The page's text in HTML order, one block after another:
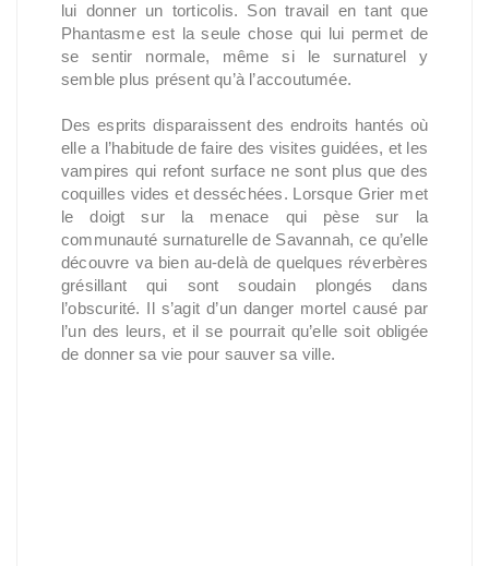
lui donner un torticolis. Son travail en tant que
Phantasme est la seule chose qui lui permet de
se sentir normale, même si le surnaturel y
semble plus présent qu’à l’accoutumée.
Des esprits disparaissent des endroits hantés où
elle a l’habitude de faire des visites guidées, et les
vampires qui refont surface ne sont plus que des
coquilles vides et desséchées. Lorsque Grier met
le doigt sur la menace qui pèse sur la
communauté surnaturelle de Savannah, ce qu’elle
découvre va bien au-delà de quelques réverbères
grésillant qui sont soudain plongés dans
l’obscurité. Il s’agit d’un danger mortel causé par
l’un des leurs, et il se pourrait qu’elle soit obligée
de donner sa vie pour sauver sa ville.